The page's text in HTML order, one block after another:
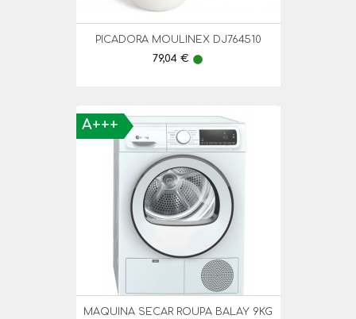
PICADORA MOULINEX DJ764510
Preço
79,04 € lens
MAQUINA SECAR ROUPA BALAY 9KG
A+++